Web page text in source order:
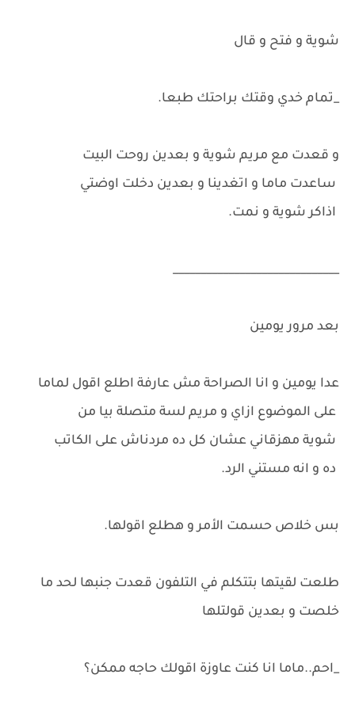
شوية و فتح و قال
_تمام خدي وقتك براحتك طبعا.
و قعدت مع مريم شوية و بعدين روحت البيت
ساعدت ماما و اتغدينا و بعدين دخلت اوضتي
اذاكر شوية و نمت.
______________________________
بعد مرور يومين
عدا يومين و انا الصراحة مش عارفة اطلع اقول لماما
على الموضوع ازاي و مريم لسة متصلة بيا من
شوية مهزقاني عشان كل ده مردناش على الكاتب
ده و انه مستني الرد.
بس خلاص حسمت الأمر و هطلع اقولها.
طلعت لقيتها بتتكلم في التلفون قعدت جنبها لحد ما
خلصت و بعدين قولتلها
_احم..ماما انا كنت عاوزة اقولك حاجه ممكن؟